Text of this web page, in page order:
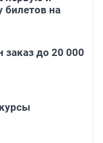
билетов на
заказ до 20 000